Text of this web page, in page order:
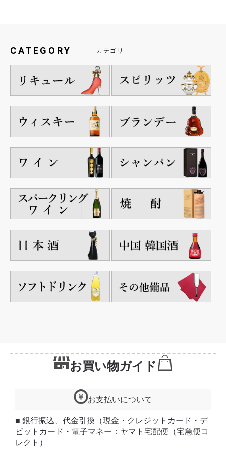
CATEGORY カテゴリ
お買い物ガイド
お支払いについて
■ 銀行振込、代金引換（現金・クレジットカード・デ
ビットカード・電子マネー：ヤマト宅配便（宅急便コ
レクト）